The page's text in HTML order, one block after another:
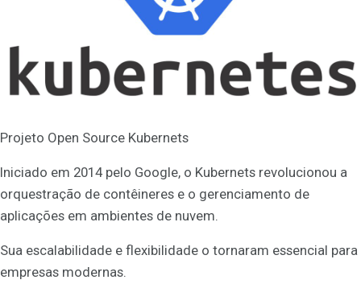
Projeto Open Source Kubernets
Iniciado em 2014 pelo Google, o Kubernets revolucionou a
orquestração de contêineres e o gerenciamento de
aplicações em ambientes de nuvem.
Sua escalabilidade e flexibilidade o tornaram essencial para
empresas modernas.